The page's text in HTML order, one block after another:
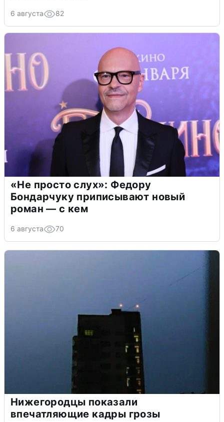
6 августа 82
«Не просто слух»: Федору
Бондарчуку приписывают новый
роман — с кем
6 августа 70
Нижегородцы показали
впечатляющие кадры грозы